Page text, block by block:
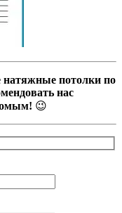
натяжные потолки по
нас
😉